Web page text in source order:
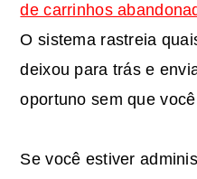
de carrinhos
O sistema rastreia
deixou para trás e
oportuno sem que
Se você estiver